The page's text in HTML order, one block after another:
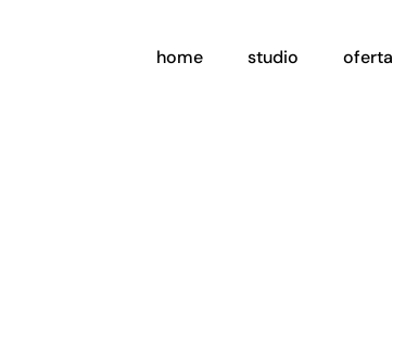
home studio oferta